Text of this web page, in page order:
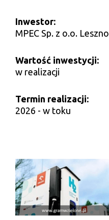
Inwestor:
MPEC Sp. z o.o. Leszno
Wartość inwestycji:
w realizacji
Termin realizacji:
2026 - w toku